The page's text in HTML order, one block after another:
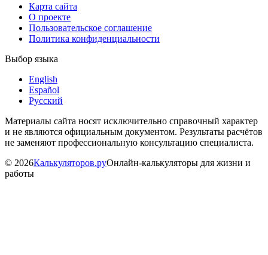
Карта сайта
О проекте
Пользовательское соглашение
Политика конфиденциальности
Выбор языка
English
Español
Русский
Материалы сайта носят исключительно справочный характер
и не являются официальным документом. Результаты расчётов
не заменяют профессиональную консультацию специалиста.
© 2026Калькуляторов.руОнлайн-калькуляторы для жизни и
работы